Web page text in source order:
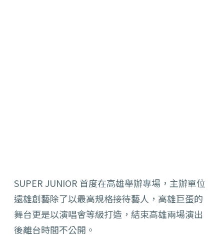
SUPER JUNIOR 首度在高雄舉辦專場， 主辦單位
遠雄創藝除了以最高規格接待藝人， 高雄巨蛋的
舞台更是以演唱會等級打造， 結束高雄兩場演出
後離台時間不公開。